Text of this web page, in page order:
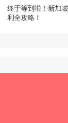
终于等到啦！新加
利全攻略！